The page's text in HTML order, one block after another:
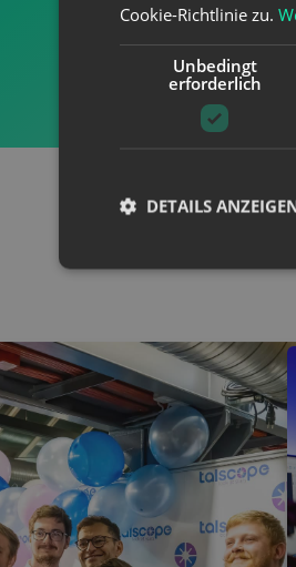
Cookie-Richtlinie zu.
Unbedingt
erforderlich
DETAILS
Unbedingt erforderliche
Kontoverwaltung. Ohne die
Name
CookieScriptConsent